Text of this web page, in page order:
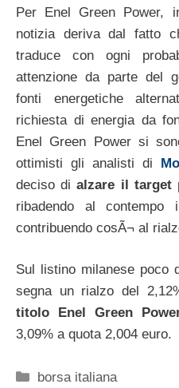
Per Enel Green Power,
notizia deriva dal fatto
traduce con ogni
attenzione da parte del
fonti energetiche
richiesta di energia da
Enel Green Power si
ottimisti gli analisti di
deciso dialzare il target
ribadendo al contempo
contribuendo cosÃ¬ al
Sul listino milanese poco
segna un rialzo del
titolo Enel Green
3,09% a quota 2,004 euro.
Categorie
borsa italiana